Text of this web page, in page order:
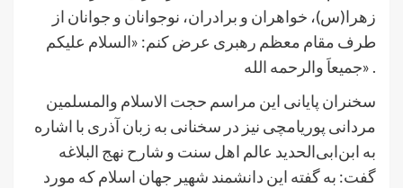
زهرا(س)، خواهران و برادران، نوجوانان و جوانان از
طرف مقام معظم رهبری عرض کنم: «السلام علیکم
جمیعاَ والرحمه الله» .
سخنران پایانی این مراسم حجت الاسلام والمسلمین
مردانی پوریامچی نیز در سخنانی به زبان آذری با اشاره
به ابن‌ابی‌الحدید عالم اهل سنت و شارح نهج البلاغه
گفت: به گفته این دانشمند شهیر جهان اسلام که مورد